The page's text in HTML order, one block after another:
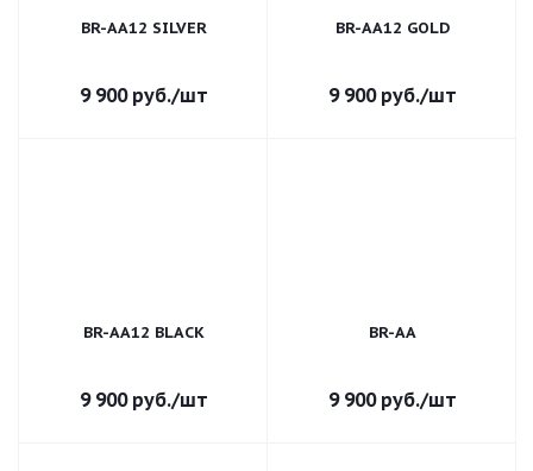
BR-AA12 SILVER
9 900руб./шт
BR-AA12 GOLD
9 900руб./шт
BR-AA12 BLACK
9 900руб./шт
BR-AA
9 900руб./шт